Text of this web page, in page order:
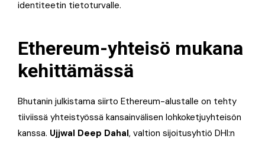
identiteetin tietoturvalle.
Ethereum-yhteisö mukana
kehittämässä
Bhutanin julkistama siirto Ethereum-alustalle on tehty
tiiviissä yhteistyössä kansainvälisen lohkoketjuyhteisön
kanssa. Ujjwal Deep Dahal, valtion sijoitusyhtiö DHI:n